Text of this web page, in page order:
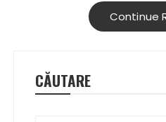
Continue
CĂUTARE